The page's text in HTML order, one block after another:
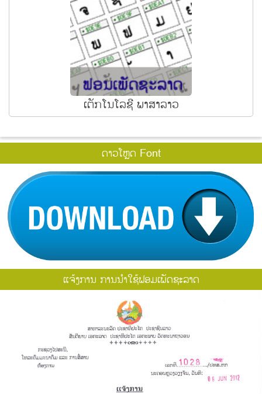
ເຕັກໂນໂລຊີ ພາສາລາວ
ດາວໂຫຼດ Font
ແຈ້ງການ ການນຳໃຊ້ຟອມເພັດຊະລາດ